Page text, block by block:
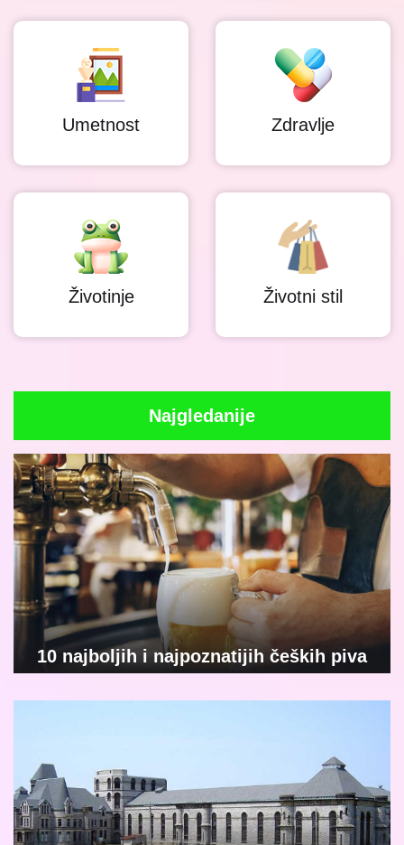
Umetnost Zdravlje
Životinje Životni stil
Najgledanije
10 najboljih i najpoznatijih čeških piva